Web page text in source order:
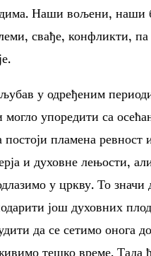
Наши вољени, наши
свађе, конфликти,
у одређеним
могло упоредити са
пламена ревност
и духовне лењости,
у цркву. То
још духовних
да се сетимо онога
тешко време. Тада